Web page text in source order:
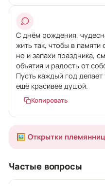
С днём рождения,
жить так, чтобы в памяти
но и запахи праздника,
объятия и радость от
Пусть каждый год
ещё красивее душой.
Копировать
🖼️ Открытки
Частые вопросы